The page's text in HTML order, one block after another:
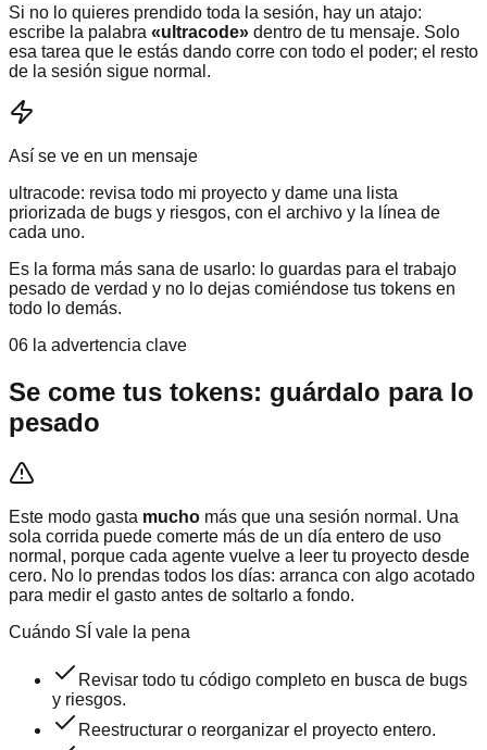
Si no lo quieres prendido toda la sesión, hay un atajo:
escribe la palabra «ultracode» dentro de tu mensaje. Solo
esa tarea que le estás dando corre con todo el poder; el resto
de la sesión sigue normal.
Así se ve en un mensaje
ultracode: revisa todo mi proyecto y dame una lista
priorizada de bugs y riesgos, con el archivo y la línea de
cada uno.
Es la forma más sana de usarlo: lo guardas para el trabajo
pesado de verdad y no lo dejas comiéndose tus tokens en
todo lo demás.
06 la advertencia clave
Se come tus tokens: guárdalo para lo
pesado
Este modo gasta mucho más que una sesión normal. Una
sola corrida puede comerte más de un día entero de uso
normal, porque cada agente vuelve a leer tu proyecto desde
cero. No lo prendas todos los días: arranca con algo acotado
para medir el gasto antes de soltarlo a fondo.
Cuándo SÍ vale la pena
Revisar todo tu código completo en busca de bugs
y riesgos.
Reestructurar o reorganizar el proyecto entero.